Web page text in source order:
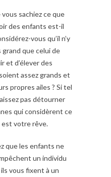
sachiez ce que
des enfants est-il
vous qu’il n’y
grand que celui de
et d’élever des
assez grands et
propres ailes ? Si tel
pas détourner
qui considèrent ce
est votre rêve.
que les enfants ne
un individu
vous fixent à un